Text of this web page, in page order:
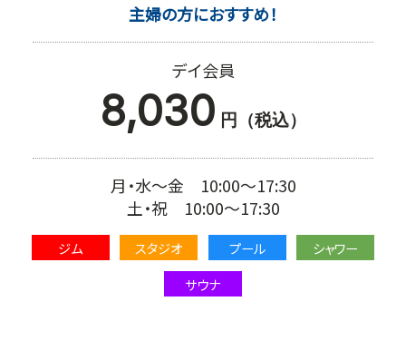
デイ会員
主婦の方におすすめ！
8,030 円（税込）
月・水～金 10:00～17:30
土・祝 10:00～17:30
ジム スタジオ プール
シャワー
サウナ